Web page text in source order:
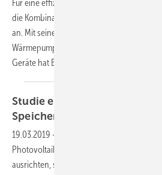
Für eine effiziente Nutzung von
die Kombination mit einem Pufferspeicher
an. Mit seinem Kombinationsspeicher ETG
Wärmepumpenserie BLW NEO und für die
Geräte hat Brötje den passenden
Studie ermittelt: Möglichst
Speicher - So ist PV am
19.03.2019 -
Photovoltaik-Anlage nicht am
ausrichten, sondern ihr Dach voll